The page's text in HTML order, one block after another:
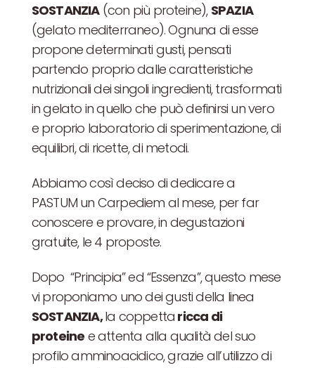
SOSTANZIA(con più proteine), SPAZIA
(gelato mediterraneo). Ognuna di esse
propone determinati gusti, pensati
partendo proprio dalle caratteristiche
nutrizionali dei singoli ingredienti, trasformati
in gelato in quello che può definirsi un vero
e proprio laboratorio di sperimentazione, di
equilibri, di ricette, di metodi.
Abbiamo così deciso di dedicare a
PASTUM un Carpediem al mese, per far
conoscere e provare, in degustazioni
gratuite, le 4 proposte.
Dopo “Principia” ed “Essenza”, questo mese
vi proponiamo uno dei gusti della linea
SOSTANZIA,la coppetta ricca di
proteine e attenta alla qualità del suo
profilo amminoacidico, grazie all’utilizzo di